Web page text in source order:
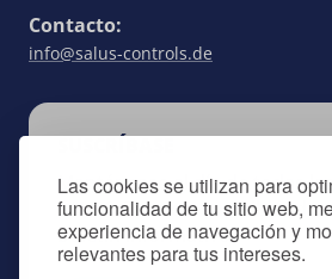
Las cookies se utilizan para
funcionalidad de tu sitio web,
experiencia de navegación y
relevantes para tus intereses.
Contacto:
info@salus-controls.de
Manténgase al día de todas
SALUS Controls
boletín informativo.